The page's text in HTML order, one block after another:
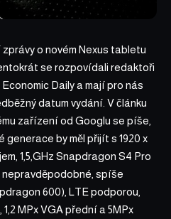
o novém Nexus tabletu
se rozpovídali redaktoři
Daily a mají pro nás
datum vydání. V článku
zařízení od Googlu se píše,
generace by měl přijít s 1920 x
1,5,GHz Snapdragon S4 Pro
nepravděpodobné, spíše
600), LTE podporou,
MPx VGA přední a 5MPx